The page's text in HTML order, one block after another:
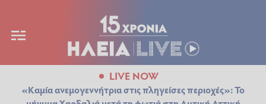
LIVE NOW
«Καμία ανεμογεννήτρια στις πληγείσες περιοχές»: Το